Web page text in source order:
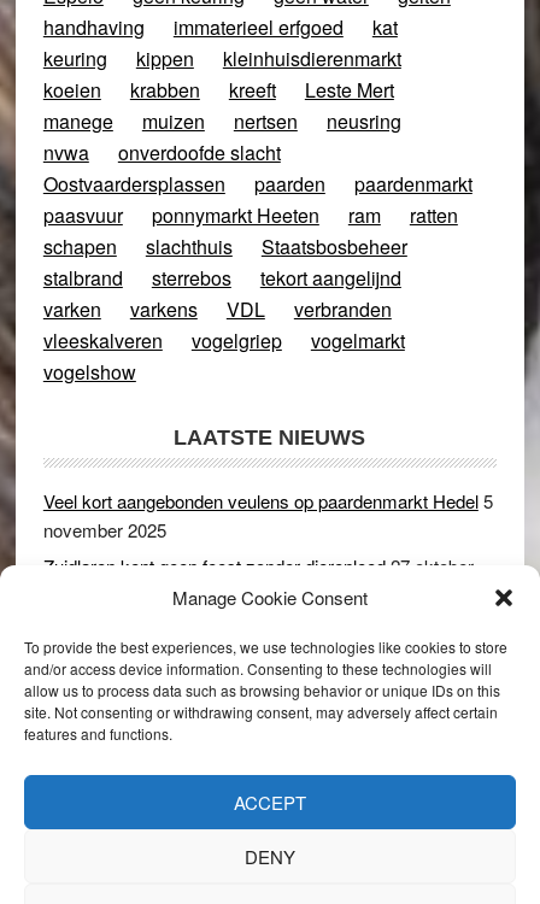
Manage Cookie Consent
To provide the best experiences, we use technologies like cookies to store
and/or access device information. Consenting to these technologies will
allow us to process data such as browsing behavior or unique IDs on this
site. Not consenting or withdrawing consent, may adversely affect certain
features and functions.
ACCEPT
DENY
handhaving
immaterieel erfgoed
kat
keuring
kippen
kleinhuisdierenmarkt
koeien
krabben kreeft
Leste Mert
manege
muizen nertsen
neusring
nvwa
onverdoofde slacht
Oostvaardersplassen
paarden
paardenmarkt
paasvuur
ponnymarkt Heeten ram
ratten
schapen
slachthuis
Staatsbosbeheer
stalbrand
sterrebos
tekort aangelijnd
varken
varkens VDL
verbranden
vleeskalveren
vogelgriep
vogelmarkt
vogelshow
LAATSTE NIEUWS
Veel kort aangebonden veulens op paardenmarkt Hedel5
november 2025
Zuidlaren kent geen feest zonder dierenleed27 oktober
Rijswijk (Gld) 2 december 2024
Dikbillen sieren de troon op schaamteloos Leste Merte in
Druten 8 november 2024